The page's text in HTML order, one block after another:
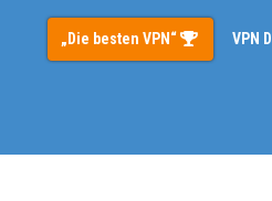
„Die besten VPN“ VPN